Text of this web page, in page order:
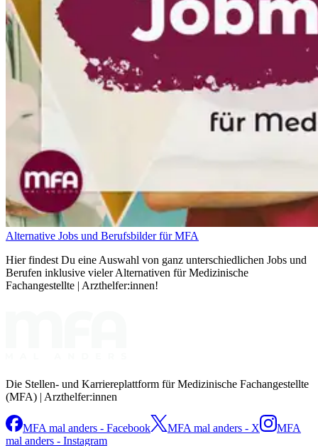
Alternative Jobs und Berufsbilder für MFA
Hier findest Du eine Auswahl von ganz unterschiedlichen Jobs und
Berufen inklusive vieler Alternativen für Medizinische
Fachangestellte | Arzthelfer:innen!
Die Stellen- und Karriereplattform für Medizinische Fachangestellte
(MFA) | Arzthelfer:innen
MFA mal anders - Facebook MFA mal anders - X
MFA
mal anders - Instagram